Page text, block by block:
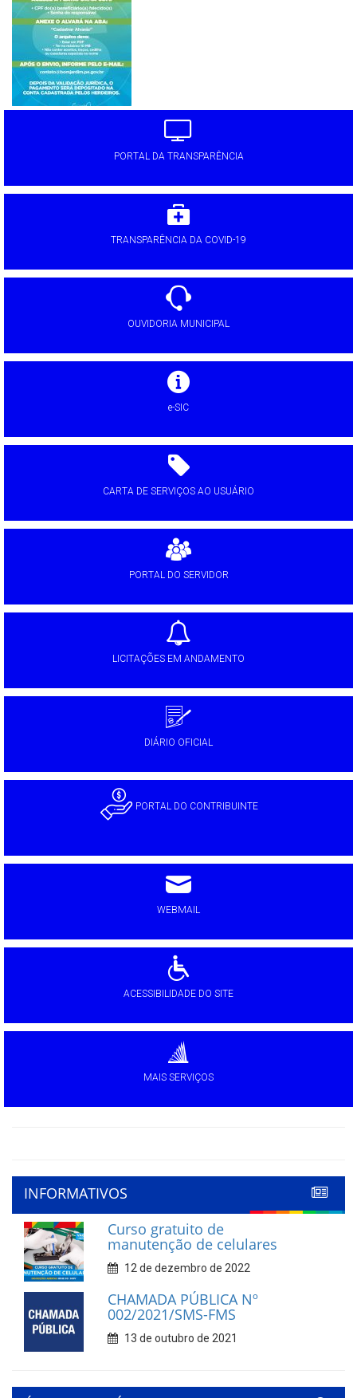
PORTAL DA TRANSPARÊNCIA
TRANSPARÊNCIA DA COVID-19
OUVIDORIA MUNICIPAL
e-SIC
CARTA DE SERVIÇOS AO USUÁRIO
PORTAL DO SERVIDOR
LICITAÇÕES EM ANDAMENTO
DIÁRIO OFICIAL
PORTAL DO CONTRIBUINTE
WEBMAIL
ACESSIBILIDADE DO SITE
MAIS SERVIÇOS
INFORMATIVOS
Curso gratuito de
manutenção de celulares
12 de dezembro de 2022
CHAMADA PÚBLICA Nº
002/2021/SMS-FMS
13 de outubro de 2021